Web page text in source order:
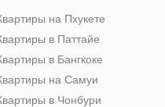
на Пхукете
в Паттайе
в Бангкоке
на Самуи
в Чонбури